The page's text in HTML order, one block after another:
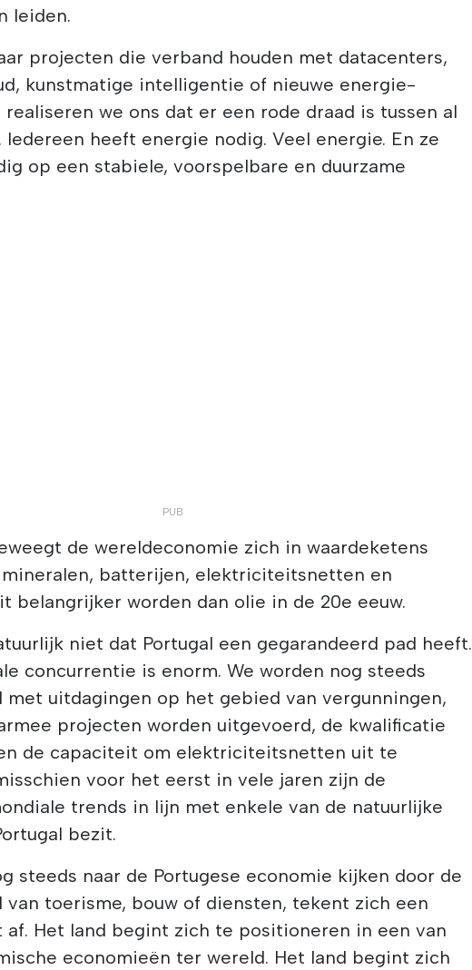
leiden.
projecten die verband houden met datacenters,
kunstmatige intelligentie of nieuwe energie-
we ons dat er een rode draad is tussen al
heeft energie nodig. Veel energie. En ze
op een stabiele, voorspelbare en duurzame
de wereldeconomie zich in waardeketens
batterijen, elektriciteitsnetten en
belangrijker worden dan olie in de 20e eeuw.
niet dat Portugal een gegarandeerd pad heeft.
concurrentie is enorm. We worden nog steeds
met uitdagingen op het gebied van vergunningen,
projecten worden uitgevoerd, de kwalificatie
de capaciteit om elektriciteitsnetten uit te
voor het eerst in vele jaren zijn de
trends in lijn met enkele van de natuurlijke
bezit.
steeds naar de Portugese economie kijken door de
toerisme, bouw of diensten, tekent zich een
af. Het land begint zich te positioneren in een van
economieën ter wereld. Het land begint zich